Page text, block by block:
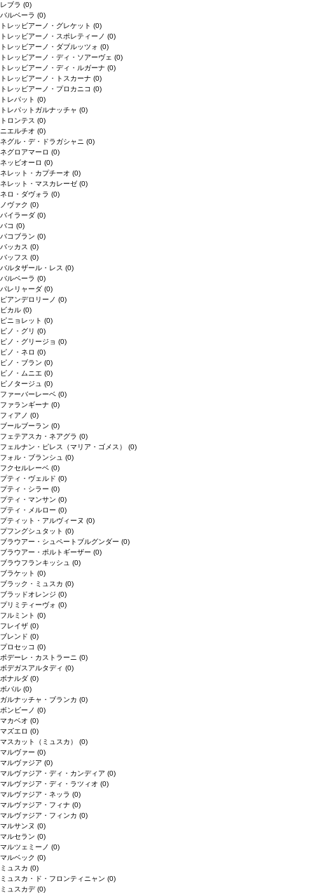
レブラ (0)
バルベーラ (0)
トレッビアーノ・グレケット (0)
トレッビアーノ・スポレティーノ (0)
トレッビアーノ・ダブルッツォ (0)
トレッビアーノ・ディ・ソアーヴェ (0)
トレッビアーノ・ディ・ルガーナ (0)
トレッビアーノ・トスカーナ (0)
トレッビアーノ・プロカニコ (0)
トレパット (0)
トレパットガルナッチャ (0)
トロンテス (0)
ニエルチオ (0)
ネグル・デ・ドラガシャニ (0)
ネグロアマーロ (0)
ネッビオーロ (0)
ネレット・カプチーオ (0)
ネレット・マスカレーゼ (0)
ネロ・ダヴォラ (0)
ノヴァク (0)
バイラーダ (0)
バコ (0)
バコブラン (0)
バッカス (0)
バッフス (0)
バルタザール・レス (0)
バルベーラ (0)
パレリャーダ (0)
ピアンデロリーノ (0)
ビカル (0)
ピニョレット (0)
ピノ・グリ (0)
ピノ・グリージョ (0)
ピノ・ネロ (0)
ピノ・ブラン (0)
ピノ・ムニエ (0)
ピノタージュ (0)
ファーバーレーベ (0)
ファランギーナ (0)
フィアノ (0)
ブールブーラン (0)
フェテアスカ・ネアグラ (0)
フェルナン・ピレス（マリア・ゴメス） (0)
フォル・ブランシュ (0)
フクセルレーベ (0)
プティ・ヴェルド (0)
プティ・シラー (0)
プティ・マンサン (0)
プティ・メルロー (0)
プティット・アルヴィーヌ (0)
プフングシュタット (0)
ブラウアー・シュペートブルグンダー (0)
ブラウアー・ポルトギーザー (0)
ブラウフランキッシュ (0)
ブラケット (0)
ブラック・ミュスカ (0)
ブラッドオレンジ (0)
プリミティーヴォ (0)
フルミント (0)
フレイザ (0)
ブレンド (0)
プロセッコ (0)
ポデーレ・カストラーニ (0)
ボデガスアルタディ (0)
ボナルダ (0)
ボバル (0)
ガルナッチャ・ブランカ (0)
ボンビーノ (0)
マカベオ (0)
マズエロ (0)
マスカット（ミュスカ） (0)
マルヴァー (0)
マルヴァジア (0)
マルヴァジア・ディ・カンディア (0)
マルヴァジア・ディ・ラツィオ (0)
マルヴァジア・ネッラ (0)
マルヴァジア・フィナ (0)
マルヴァジア・フィンカ (0)
マルサンヌ (0)
マルセラン (0)
マルツェミーノ (0)
マルベック (0)
ミュスカ (0)
ミュスカ・ド・フロンティニャン (0)
ミュスカデ(0)